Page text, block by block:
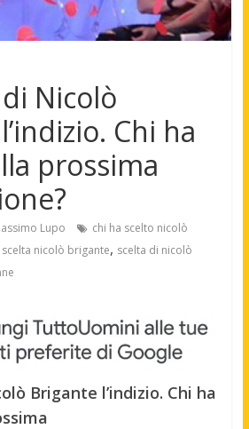
Nicolò
Chi ha
prossima
Lupo
chi ha scelto nicolò
nicolò brigante, scelta di nicolò
Brigante l’indizio. Chi ha